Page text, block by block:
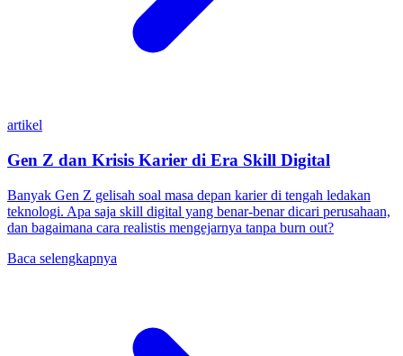
artikel
Gen Z dan Krisis Karier di Era Skill Digital
Banyak Gen Z gelisah soal masa depan karier di tengah ledakan
teknologi. Apa saja skill digital yang benar-benar dicari perusahaan,
dan bagaimana cara realistis mengejarnya tanpa burn out?
Baca selengkapnya